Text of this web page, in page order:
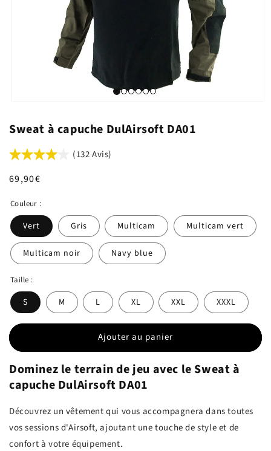
Sweat à capuche DulAirsoft DA01
(132 Avis)
Prix
69,90€
Couleur :
Vert Gris Multicam Multicam vert
Multicam noir Navy blue
Taille :
S M L XL XXL XXXL
Ajouter au panier
Dominez le terrain de jeu avec le Sweat à
capuche DulAirsoft DA01
Découvrez un vêtement qui vous accompagnera dans toutes
vos sessions d'Airsoft, ajoutant une touche de style et de
confort à votre équipement.